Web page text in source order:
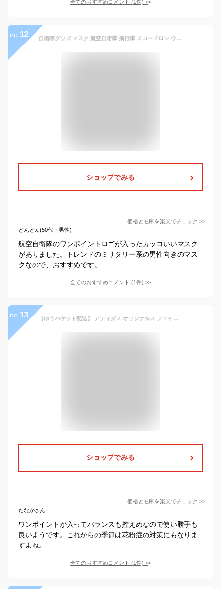
全てのおすすめコメント (1 件) >
no. 12 自衛隊グッズ マスク 航空自衛隊 飛行隊 スコードロン ウレタン 調整可能 全14種
ショップでみる
価格と在庫を楽天でチェック >>
どんどん(50代・男性)
航空自衛隊のワンポイントロゴが入ったカッコいいマスク
がありました。トレンドのミリタリー系の男性向きのマス
クなので、おすすめです。
全てのおすすめコメント (1件) >
no. 13 【ゆうパケット配送】 アディダス オリジナルス フェイスカバー 3パック マスク ADIDAS ORIGINALS メンズ レディース キッズ H32392 H32391 ブルー 青 おしゃれ シンプル ワンポイント ウイルス対策 ウイルス 花粉 布マスク スポーツ ロゴ 誕生日 プレゼント ギフト
ショップでみる
価格と在庫を楽天でチェック >>
たなかさん
ワンポイントが入ってバランスも控えめなので使い勝手も
良いようです。これからの季節は花粉症の対策にもなりま
すよね。
全てのおすすめコメント (1件) >